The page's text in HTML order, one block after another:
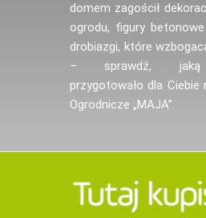
domem zagościł
ogrodu, figury
drobiazgi, które
– sprawdź, jaką
przygotowało dla Ciebie
Ogrodnicze „MAJA”.